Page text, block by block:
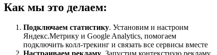
Как мы это делаем:
Подключаем статистику. Установим и настроим
Яндекс.Метрику и Google Analytics, помогаем
подключить колл-трекинг и связать все сервисы вместе